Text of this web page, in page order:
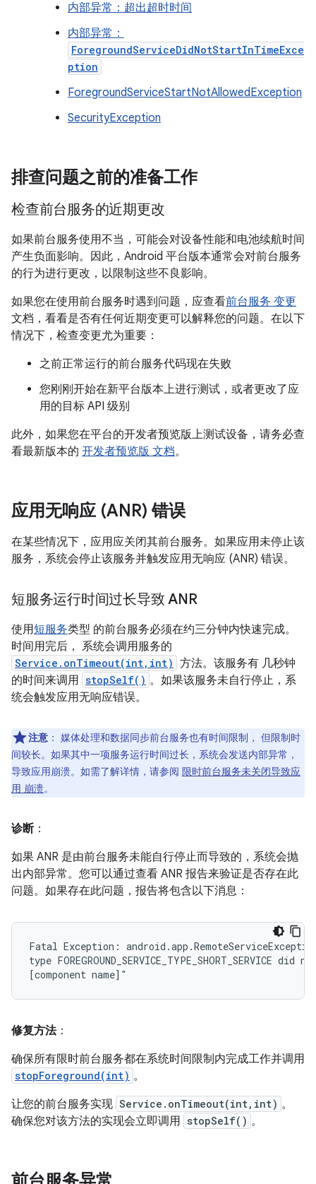
内部异常：超出超时时间
内部异常：
ForegroundServiceDidNotStartInTimeExce
ption
ForegroundServiceStartNotAllowedException
SecurityException
排查问题之前的准备工作
检查前台服务的近期更改
如果前台服务使用不当，可能会对设备性能和电池续航时间
产生负面影响。因此，Android 平台版本通常会对前台服务
的行为进行更改，以限制这些不良影响。
如果您在使用前台服务时遇到问题，应查看前台服务 变更
文档，看看是否有任何近期变更可以解释您的问题。在以下
情况下，检查变更尤为重要：
之前正常运行的前台服务代码现在失败
您刚刚开始在新平台版本上进行测试，或者更改了应
用的目标 API 级别
此外，如果您在平台的开发者预览版上测试设备，请务必查
看最新版本的 开发者预览版 文档。
应用无响应 (ANR) 错误
在某些情况下，应用应关闭其前台服务。如果应用未停止该
服务，系统会停止该服务并触发应用无响应 (ANR) 错误。
短服务运行时间过长导致 ANR
使用短服务类型 的前台服务必须在约三分钟内快速完成。
时间用完后， 系统会调用服务的
Service.onTimeout(int,int) 方法。该服务有 几秒钟
的时间来调用 stopSelf() 。如果该服务未自行停止，系
统会触发应用无响应错误。
注意 ： 媒体处理和数据同步前台服务也有时间限制， 但限制时
间较长。如果其中一项服务运行时间过长，系统会发送内部异常，
导致应用崩溃。如需了解详情，请参阅 限时前台服务未关闭导致应
用 崩溃。
诊断：
如果 ANR 是由前台服务未能自行停止而导致的，系统会抛
出内部异常。您可以通过查看 ANR 报告来验证是否存在此
问题。如果存在此问题，报告将包含以下消息：
Fatal Exception:
type
修复方法：
确保所有限时前台服务都在系统时间限制内完成工作并调用
stopForeground(int) 。
让您的前台服务实现 Service.onTimeout(int,int) 。
确保您对该方法的实现会立即调用 stopSelf() 。